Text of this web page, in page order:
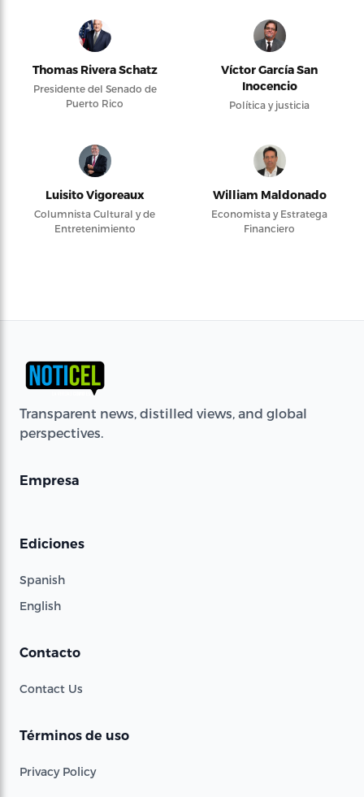
Thomas Rivera Schatz
Presidente del Senado de
Puerto Rico
Víctor García San
Inocencio
Política y justicia
Luisito Vigoreaux
Columnista Cultural y de
Entretenimiento
William Maldonado
Economista y Estratega
Financiero
Transparent news, distilled views, and global
perspectives.
Empresa
Ediciones
Spanish
English
Contacto
Contact Us
Términos de uso
Privacy Policy